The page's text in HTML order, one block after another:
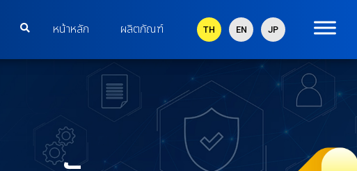
TH EN JP
หน้าหลัก ผลิตภัณฑ์